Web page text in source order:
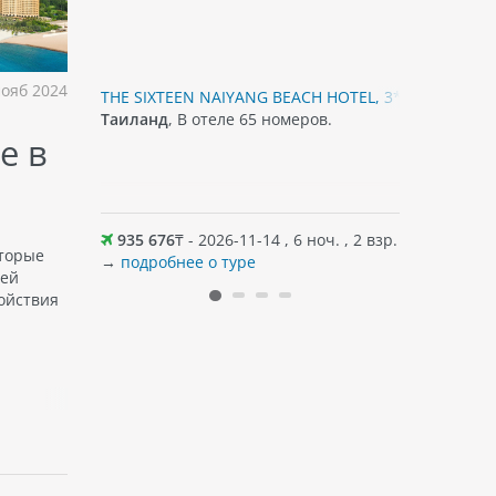
2024
в
Бич. В
Wi-Fi.
THE SIXTEEN NAIYANG BEACH HOTEL, 3*
Таиланд, В отеле 65 номеров.
935 676₸ - 2026-11-14 , 6 ноч. , 2 взр.
→ подробнее о туре